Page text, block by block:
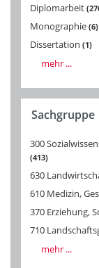
Diplomarbeit
Monographie 6
Dissertation 1
mehr ...
Sachgruppe
300
413
630
610 Medizin,
370 Erziehung,
710
mehr ...